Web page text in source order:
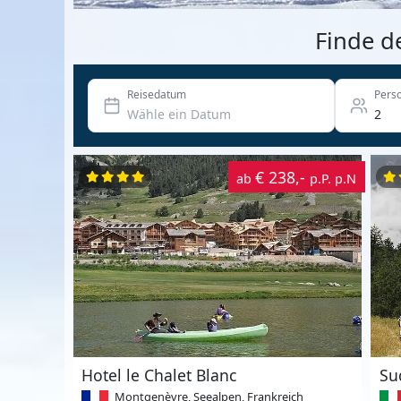
Finde
Reisedatum
ab€ 238,- p.P. p.N
Hotel le Chalet Blanc
Montgenèvre, Seealpen, Frankreich